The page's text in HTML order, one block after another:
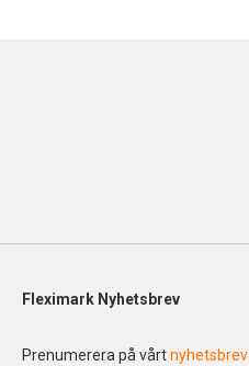
Fleximark Nyhetsbrev
Prenumerera på vårtnyhetsbrev